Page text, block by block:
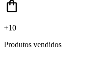
+10
Produtos vendidos